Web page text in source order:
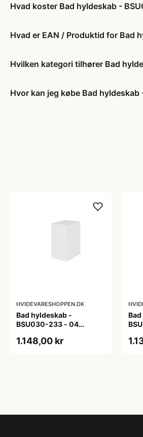
Hvad koster Bad hyldeskab -
Hvad er EAN / Produktid for Bad
Hvilken kategori tilhører Bad
Hvor kan jeg købe Bad
HVIDEVARESHOPPEN.DK
Bad hyldeskab -
BSU030-233 - 04
1.148,00 kr